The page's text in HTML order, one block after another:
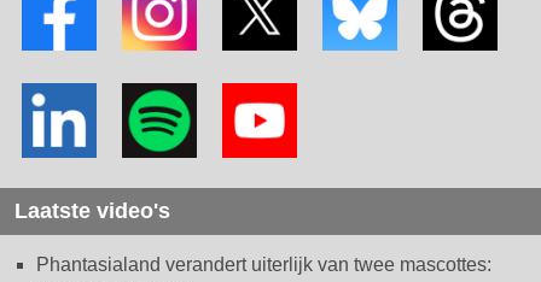
Laatste video's
Phantasialand verandert uiterlijk van twee mascottes: